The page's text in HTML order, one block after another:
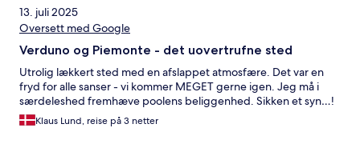
13. juli 2025
Oversett med Google
Verduno og Piemonte - det uovertrufne sted
Utrolig lækkert sted med en afslappet atmosfære. Det var en
fryd for alle sanser - vi kommer MEGET gerne igen. Jeg må i
særdeleshed fremhæve poolens beliggenhed. Sikken et syn…!
Klaus Lund, reise på 3 netter